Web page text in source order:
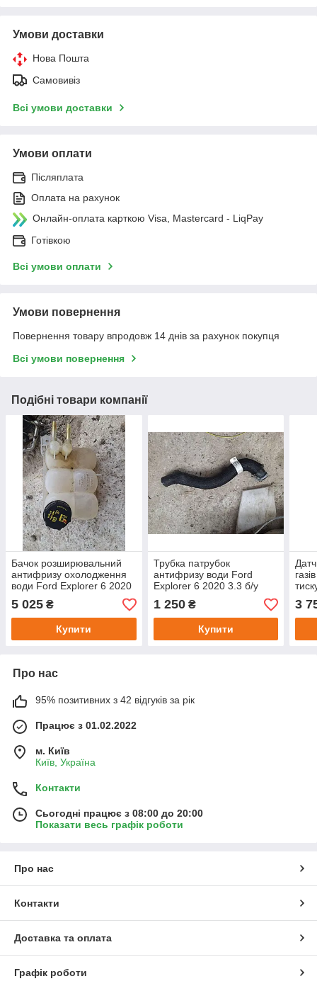
Умови доставки
Нова Пошта
Самовивіз
Всі умови доставки
Умови оплати
Післяплата
Оплата на рахунок
Онлайн-оплата карткою Visa, Mastercard - LiqPay
Готівкою
Всі умови оплати
Умови повернення
Повернення товару впродовж 14 днів за рахунок покупця
Всі умови повернення
Подібні товари компанії
Бачок розширювальний
антифризу охолодження
води Ford Explorer 6 2020
3.3 б/у оригінал
5 025 ₴
Купити
Трубка патрубок
антифризу води Ford
Explorer 6 2020 3.3 б/у
оригінал L1M3-8B273-CAC
1 250₴
Купити
3
Про нас
95% позитивних з 42 відгуків за рік
Працює з 01.02.2022
м. Київ
Київ, Україна
Контакти
Сьогодні працює з 08:00 до 20:00
Показати весь графік роботи
Про нас
Контакти
Доставка та оплата
Графік роботи